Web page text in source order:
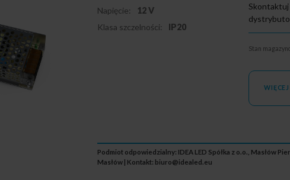
Napięcie:
12 V
Klasa szczelności:
IP20
Skontaktuj
Stan
WIĘCEJ
Podmiot odpowiedzialny: IDEA LED Spółka z o.o., Masłów
Masłów | Kontakt: biuro@idealed.eu